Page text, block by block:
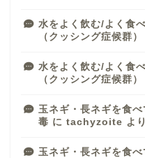
水をよく飲む/よく食
（クッシング症候群）
水をよく飲む/よく食
（クッシング症候群）
玉ネギ・長ネギを食
毒 に tachyzoite より
玉ネギ・長ネギを食